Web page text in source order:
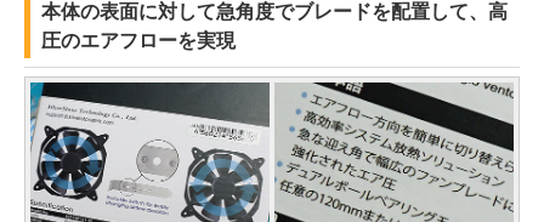
本体の表面に対して急角度でブレードを配置して、高
圧のエアフローを実現